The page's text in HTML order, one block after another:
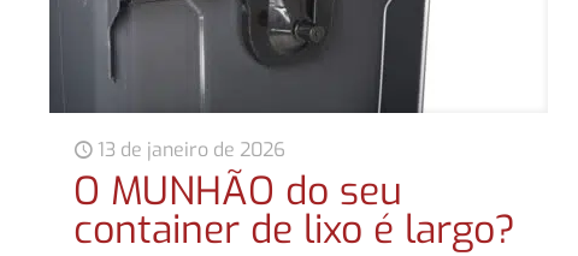
13 de janeiro de 2026
O MUNHÃO do seu
container de lixo é largo?